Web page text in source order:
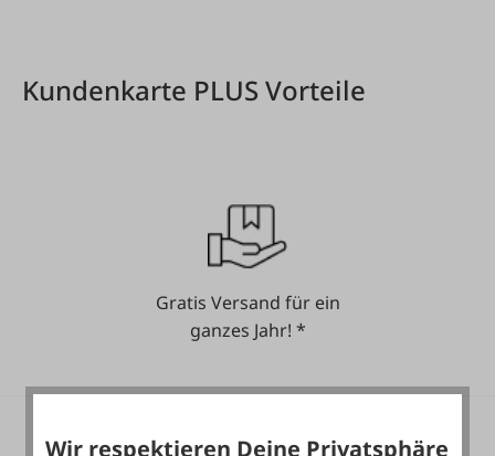
Kundenkarte PLUS Vorteile
Gratis Versand für ein
ganzes Jahr! *
Wir respektieren Deine Privatsphäre